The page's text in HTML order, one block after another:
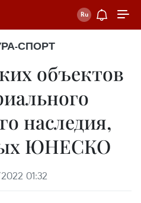
СПОРТ
объектов
наследия,
ЮНЕСКО
01:32